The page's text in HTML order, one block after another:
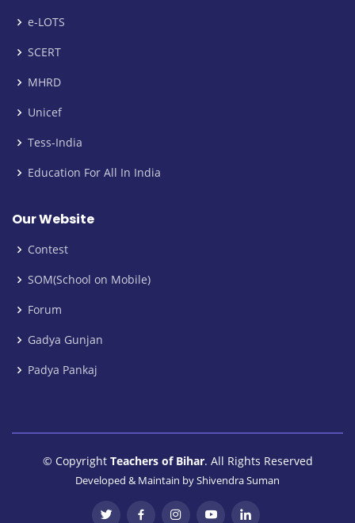
e-LOTS
SCERT
MHRD
Unicef
Tess-India
Education For All In India
Our Website
Contest
SOM(School on Mobile)
Forum
Gadya Gunjan
Padya Pankaj
© Copyright Teachers of Bihar. All Rights Reserved
Developed & Maintain byShivendra Suman